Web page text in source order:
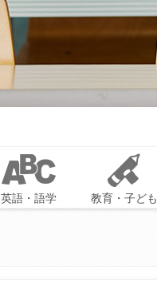
英語・語学 教育・子ども